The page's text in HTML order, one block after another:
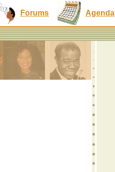
Forums Agenda